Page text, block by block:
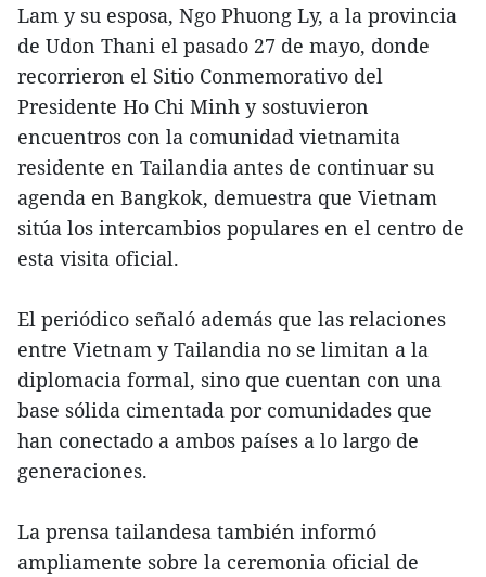
Lam y su esposa, Ngo Phuong Ly, a la provincia
de Udon Thani el pasado 27 de mayo, donde
recorrieron el Sitio Conmemorativo del
Presidente Ho Chi Minh y sostuvieron
encuentros con la comunidad vietnamita
residente en Tailandia antes de continuar su
agenda en Bangkok, demuestra que Vietnam
sitúa los intercambios populares en el centro de
esta visita oficial.
El periódico señaló además que las relaciones
entre Vietnam y Tailandia no se limitan a la
diplomacia formal, sino que cuentan con una
base sólida cimentada por comunidades que
han conectado a ambos países a lo largo de
generaciones.
La prensa tailandesa también informó
ampliamente sobre la ceremonia oficial de